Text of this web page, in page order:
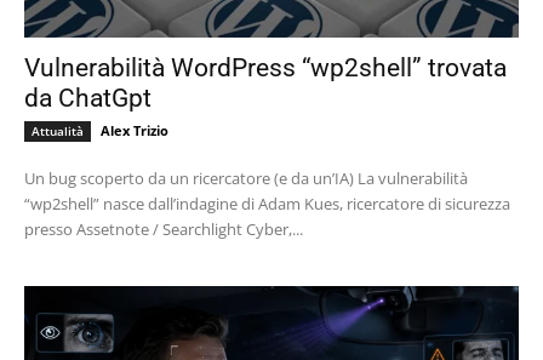
Vulnerabilità WordPress “wp2shell” trovata
da ChatGpt
Attualità Alex Trizio
Un bug scoperto da un ricercatore (e da un’IA) La vulnerabilità
“wp2shell” nasce dall’indagine di Adam Kues, ricercatore di sicurezza
presso Assetnote / Searchlight Cyber,...